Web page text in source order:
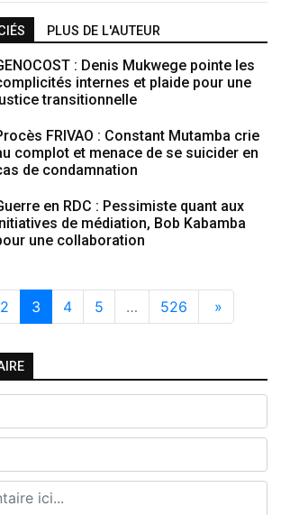
PLUS DE L'AUTEUR
: Denis Mukwege pointe les
internes et plaide pour une
transitionnelle
FRIVAO : Constant Mutamba crie
complot et menace de se suicider en
de condamnation
en RDC : Pessimiste quant aux
de médiation, Bob Kabamba
une collaboration
2 3 4 5 … 526 »